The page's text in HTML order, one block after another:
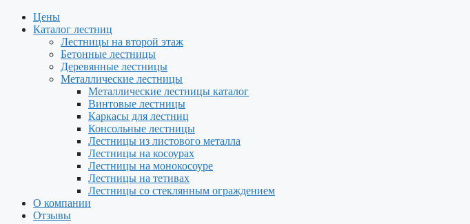
Цены
Каталог лестниц
Лестницы на второй этаж
Бетонные лестницы
Деревянные лестницы
Металлические лестницы
Металлические лестницы каталог
Винтовые лестницы
Каркасы для лестниц
Консольные лестницы
Лестницы из листового металла
Лестницы на косоурах
Лестницы на монокосоуре
Лестницы на тетивах
Лестницы со стеклянным ограждением
О компании
Отзывы